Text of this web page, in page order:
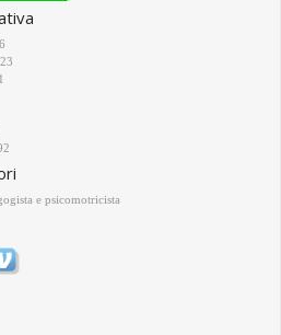
e psicomotricista